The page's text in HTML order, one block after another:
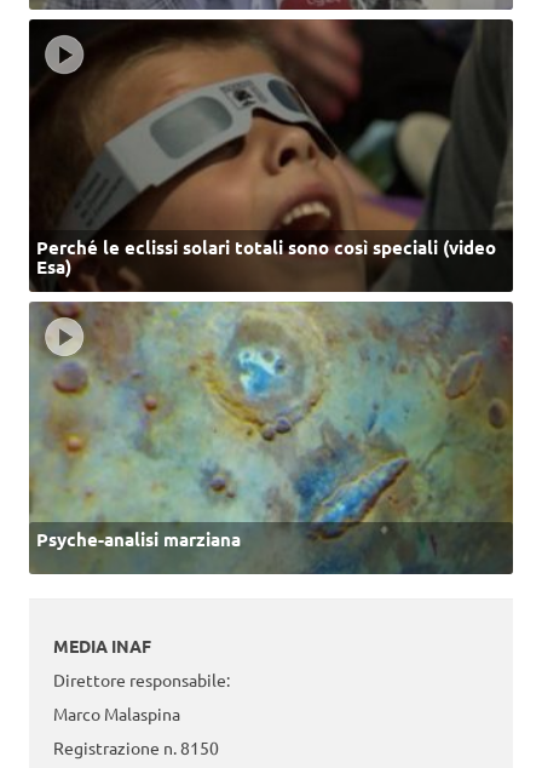
Perché le eclissi solari totali sono così speciali (video
Esa)
Psyche-analisi marziana
MEDIA INAF
Direttore responsabile:
Marco Malaspina
Registrazione n. 8150